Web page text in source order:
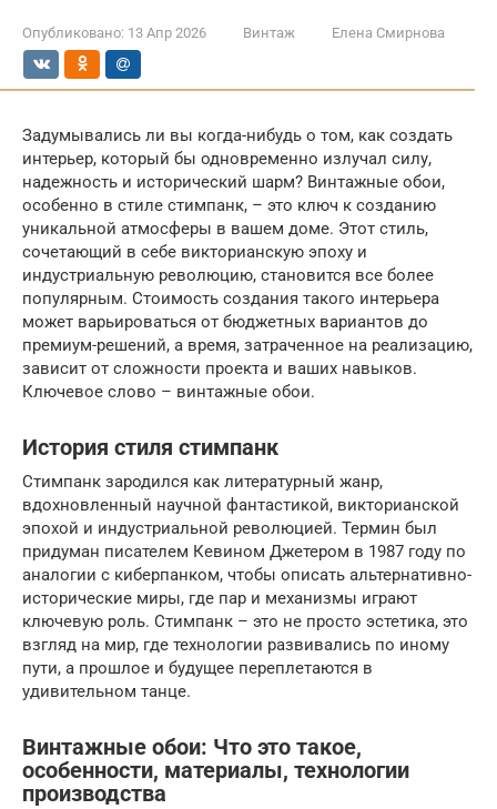
Опубликовано: 13 Апр 2026 Винтаж Елена Смирнова
Задумывались ли вы когда-нибудь о том, как создать
интерьер, который бы одновременно излучал силу,
надежность и исторический шарм? Винтажные обои,
особенно в стиле стимпанк, – это ключ к созданию
уникальной атмосферы в вашем доме. Этот стиль,
сочетающий в себе викторианскую эпоху и
индустриальную революцию, становится все более
популярным. Стоимость создания такого интерьера
может варьироваться от бюджетных вариантов до
премиум-решений, а время, затраченное на реализацию,
зависит от сложности проекта и ваших навыков.
Ключевое слово – винтажные обои.
История стиля стимпанк
Стимпанк зародился как литературный жанр,
вдохновленный научной фантастикой, викторианской
эпохой и индустриальной революцией. Термин был
придуман писателем Кевином Джетером в 1987 году по
аналогии с киберпанком, чтобы описать альтернативно-
исторические миры, где пар и механизмы играют
ключевую роль. Стимпанк – это не просто эстетика, это
взгляд на мир, где технологии развивались по иному
пути, а прошлое и будущее переплетаются в
удивительном танце.
Винтажные обои: Что это такое,
особенности, материалы, технологии
производства